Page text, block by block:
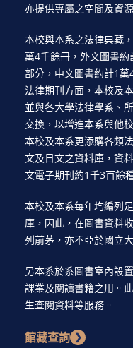
亦提供專屬之空間及資源
本校與本系之法律典藏
萬4千餘冊，外文圖書
部分，中文圖書約計1
法律期刊方面，本校及
並與各大學法律學系、
交換，以增進本系與他
本校及本系更添購各類
文及日文之資料庫，資
文電子期刊約1千3百餘
本校及本系每年均編列
庫，因此，在圖書資料
列前茅，亦不亞於國立
另本系於系圖書室內設
課業及閱讀書籍之用。
生查閱資料等服務。
館藏查詢 ❯